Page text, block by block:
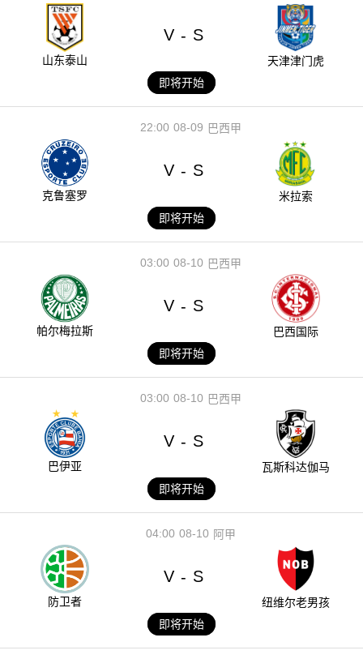
山东泰山
V - S
天津津门虎
即将开始
08-09
22:00 巴西甲
克鲁塞罗
V - S
米拉索
即将开始
08-10
03:00 巴西甲
帕尔梅拉斯
V - S
巴西国际
即将开始
08-10
03:00 巴西甲
巴伊亚
V - S
瓦斯科达伽马
即将开始
08-10
04:00 阿甲
防卫者
V - S
纽维尔老男孩
即将开始